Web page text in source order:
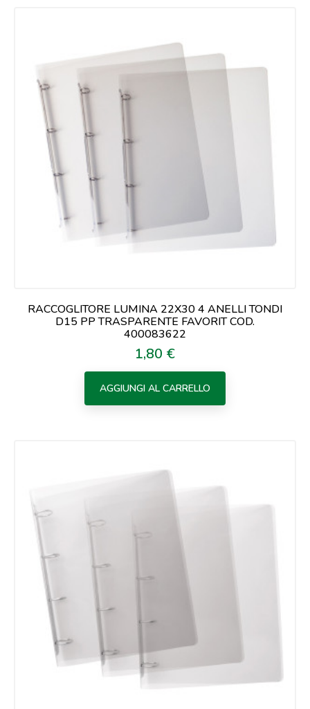
RACCOGLITORE LUMINA 22X30 4 ANELLI TONDI
D15 PP TRASPARENTE FAVORIT COD.
400083622
Prezzo
1,80 €
AGGIUNGI AL CARRELLO